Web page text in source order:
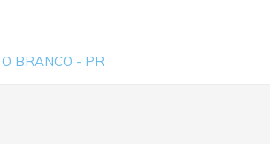
BRANCO - PR